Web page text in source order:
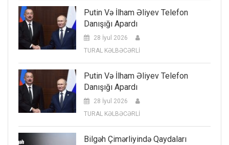
Putin Və İlham Əliyev Telefon
Danışığı Apardı
28 İyul 2026
TURAL KƏLBƏCƏRLİ
Putin Və İlham Əliyev Telefon
Danışığı Apardı
28 İyul 2026
TURAL KƏLBƏCƏRLİ
Bilgəh Çimərliyində Qaydaları